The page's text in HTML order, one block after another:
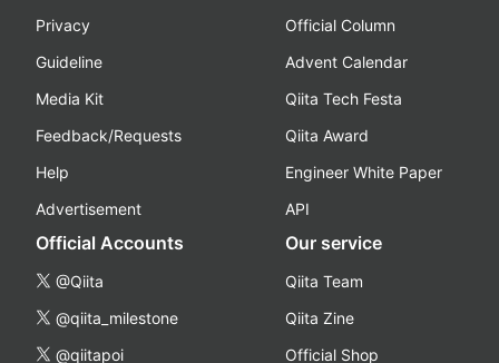
Privacy
Guideline
Media Kit
Feedback/Requests
Help
Advertisement
Official Column
Advent Calendar
Qiita Tech Festa
Qiita Award
Engineer White Paper
API
Official Accounts
@Qiita
@qiita_milestone
@qiitapoi
Our service
Qiita Team
Qiita Zine
Official Shop